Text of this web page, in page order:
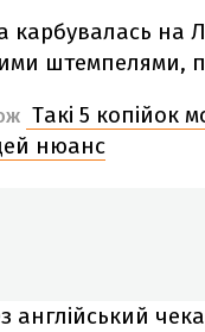
карбувалась на
штемпелями,
Такі 5 копійок
нюанс
англійський